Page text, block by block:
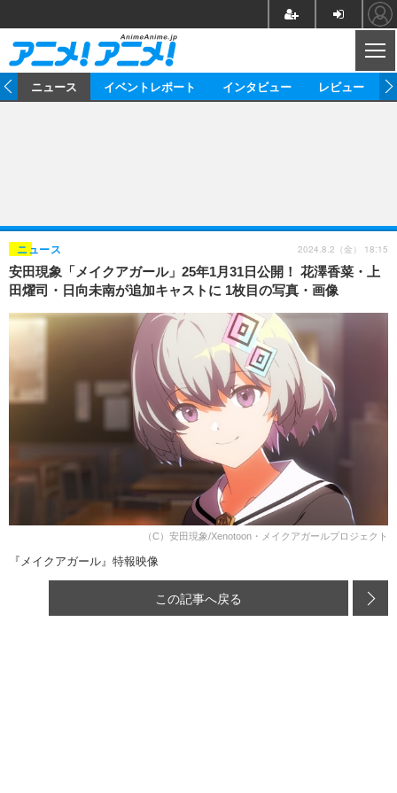
ゲーム グッズ
海外イベント ビジネス
俳優・タレント アーティスト
ビジネス
アニメ 実写
書評 イベント
座談会
動画
アニメ 映画/ドラマ
アニメ！アニメ！TV ABEMA Cafe
連載・コラム
ニュース イベントレポート インタビュー レビュー
安田現象「メイクアガール」25年1月31日公開！ 花澤香菜・上
田燿司・日向未南が追加キャストに 1枚目の写真・画像
ニュース 2024.8.2（金） 18:15
（C）安田現象/Xenotoon・メイクアガールプロジェクト
『メイクアガール』特報映像
この記事へ戻る